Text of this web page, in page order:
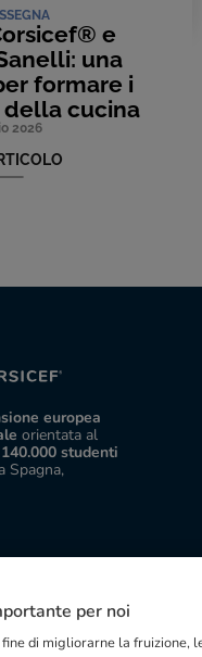
e
una
formare i
della cucina
2026
europea
orientata al
140.000 studenti
Spagna,
per noi
di migliorarne la fruizione,